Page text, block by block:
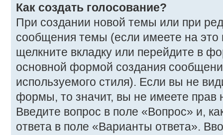
Как создать голосование?
При создании новой темы или при
сообщения темы (если имеете на
щелкните вкладку или перейдите в
основной формой создания
используемого стиля). Если вы не
формы, то значит, вы не имеете прав
Введите вопрос в поле «Вопрос» и,
ответа в поле «Варианты ответа».